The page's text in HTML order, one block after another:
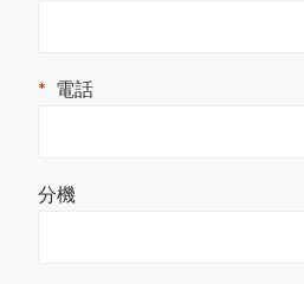
PosiTest HHD C高壓針孔測試儀
Novo-
Curve 4
小
物(
曲
面)
光
澤
度
日
本KETT L-200J
系
列
膜
厚
計
停
產
通
電話
分機